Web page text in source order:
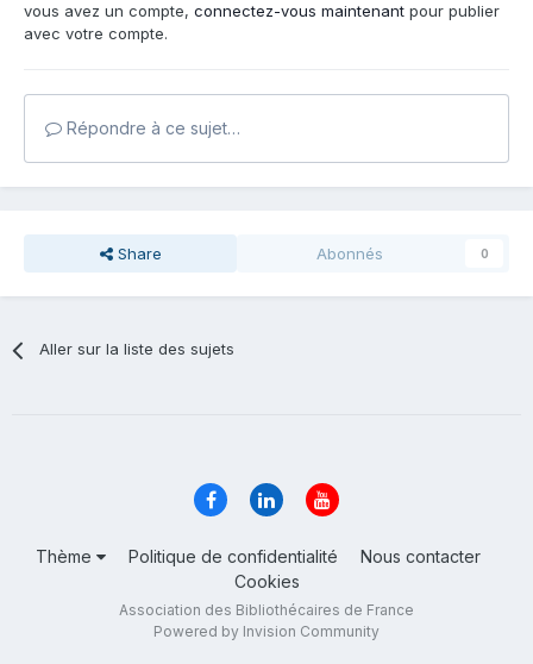
vous avez un compte, connectez-vous maintenant pour publier
avec votre compte.
Répondre à ce sujet…
Share Abonnés 0
Aller sur la liste des sujets
Thème Politique de confidentialité
Nous contacter
Cookies
Association des Bibliothécaires de France
Powered by Invision Community